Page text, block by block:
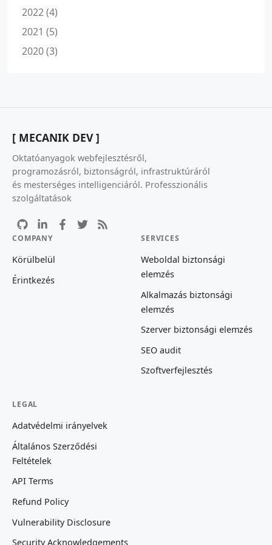
2022 (4)
2021 (5)
2020 (3)
[ MECANIK DEV ]
Oktatóanyagok webfejlesztésről,
programozásról, biztonságról, infrastruktúráról
és mesterséges intelligenciáról. Professzionális
szolgáltatások
COMPANY
Körülbelül
Érintkezés
SERVICES
Weboldal biztonsági
elemzés
Alkalmazás biztonsági
elemzés
Szerver biztonsági elemzés
SEO audit
Szoftverfejlesztés
LEGAL
Adatvédelmi irányelvek
Általános Szerződési
Feltételek
API Terms
Refund Policy
Vulnerability Disclosure
Security Acknowledgements